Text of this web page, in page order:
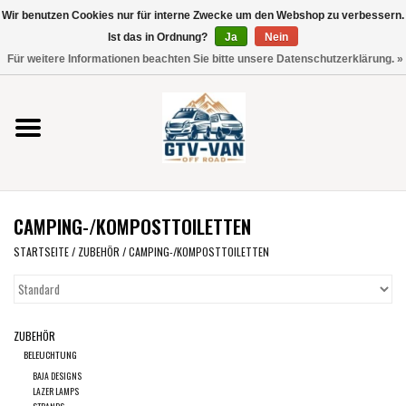
Verwende
die
nach
oben
und
unten,
verfügbare
Ergebnis
Vito / V-Klasse 447
Viano /Vito 639
VW T7 2025
VW T6
VW T5
VW CRAFTER / MAN TGE
CAMPING-/KOMPOSTTOILETTEN
STARTSEITE/ ZUBEHÖR /CAMPING-/KOMPOSTTOILETTEN
ZUBEHÖR
BELEUCHTUNG
BAJA DESIGNS
LAZER LAMPS
Wir benutzen Cookies nur für interne Zwecke um den Webshop zu verbessern.
Ist das in Ordnung?
Ja
Nein
Für weitere Informationen beachten Sie bitte unsere Datenschutzerklärung. »